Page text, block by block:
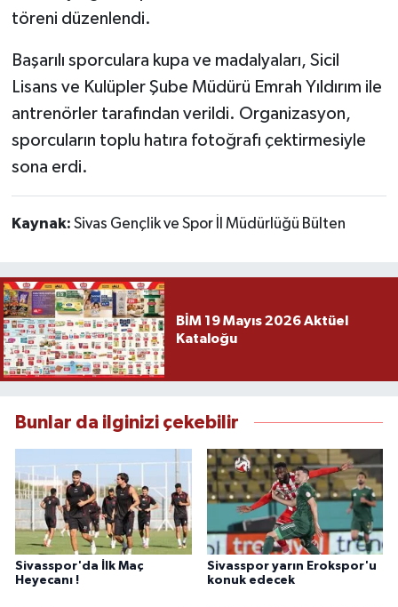
töreni düzenlendi.
Başarılı sporculara kupa ve madalyaları, Sicil
Lisans ve Kulüpler Şube Müdürü Emrah Yıldırım ile
antrenörler tarafından verildi. Organizasyon,
sporcuların toplu hatıra fotoğrafı çektirmesiyle
sona erdi.
Kaynak: Sivas Gençlik ve Spor İl Müdürlüğü Bülten
BİM 19 Mayıs 2026 Aktüel
Kataloğu
Bunlar da ilginizi çekebilir
Sivasspor'da İlk Maç
Heyecanı !
Sivasspor yarın Erokspor'u
konuk edecek